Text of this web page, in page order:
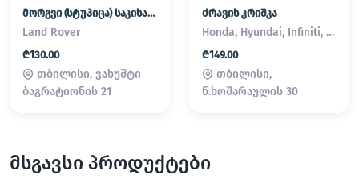
მორგვი (სტუპიცა) საკისარი Land Rover / Range Rover
Land Rover
₾130.00
თბილისი, ვახუშტი
ბაგრატიონის 21
ძრავის კრიშკა
Honda, Hyundai, Infiniti, Kia, Lexus, Mazda, Mitsubishi, Nissan, Subaru, Suzuki, Toyota
₾149.00
თბილისი,
ნ.ხოშარაულის 30
მსგავსი პროდუქტები